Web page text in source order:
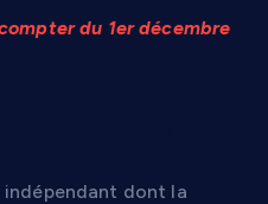
du 1er décembre
indépendant dont la